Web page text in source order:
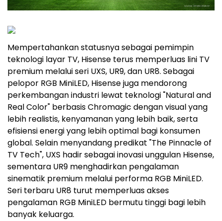
Mempertahankan statusnya sebagai pemimpin
teknologi layar TV, Hisense terus memperluas lini TV
premium melalui seri UXS, UR9, dan UR8. Sebagai
pelopor RGB MiniLED, Hisense juga mendorong
perkembangan industri lewat teknologi "Natural and
Real Color" berbasis Chromagic dengan visual yang
lebih realistis, kenyamanan yang lebih baik, serta
efisiensi energi yang lebih optimal bagi konsumen
global. Selain menyandang predikat "The Pinnacle of
TV Tech", UXS hadir sebagai inovasi unggulan Hisense,
sementara UR9 menghadirkan pengalaman
sinematik premium melalui performa RGB MiniLED.
Seri terbaru UR8 turut memperluas akses
pengalaman RGB MiniLED bermutu tinggi bagi lebih
banyak keluarga.